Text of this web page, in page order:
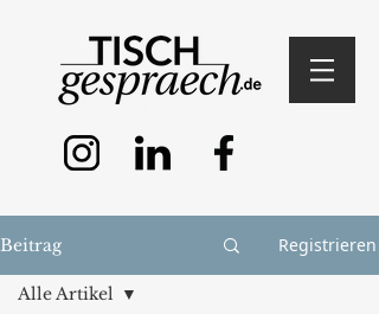
Beitrag Registrieren
Alle Artikel